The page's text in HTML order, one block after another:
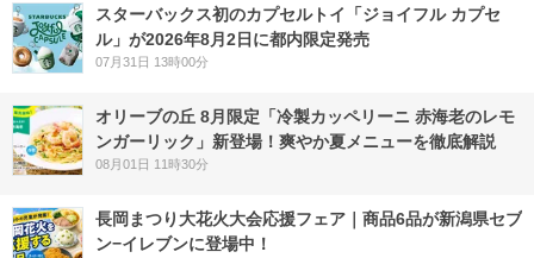
スターバックス初のカプセルトイ「ジョイフル カプセ
ル」が2026年8月2日に都内限定発売
07月31日 13時00分
オリーブの丘 8月限定「冷製カッペリーニ 赤海老のレモ
ンガーリック」新登場！爽やか夏メニューを徹底解説
08月01日 11時30分
長岡まつり大花火大会応援フェア｜商品6品が新潟県セブ
ン−イレブンに登場中！